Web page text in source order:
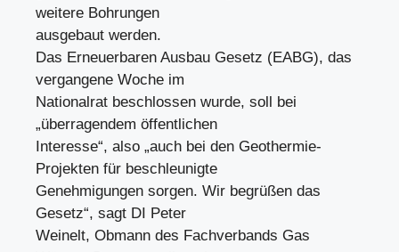
weitere Bohrungen
ausgebaut werden.
Das Erneuerbaren Ausbau Gesetz (EABG), das
vergangene Woche im
Nationalrat beschlossen wurde, soll bei
„überragendem öffentlichen
Interesse“, also „auch bei den Geothermie-
Projekten für beschleunigte
Genehmigungen sorgen. Wir begrüßen das
Gesetz“, sagt DI Peter
Weinelt, Obmann des Fachverbands Gas